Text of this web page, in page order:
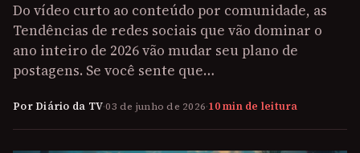
Do vídeo curto ao conteúdo por comunidade, as
Tendências de redes sociais que vão dominar o
ano inteiro de 2026 vão mudar seu plano de
postagens. Se você sente que…
Por Diário da TV·03 de junho de 2026·10 min de leitura